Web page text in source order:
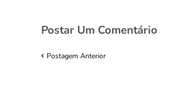
Postar Um Comentário
Postagem Anterior